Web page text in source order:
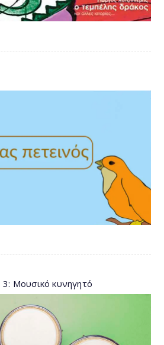
Μουσικό κυνηγητό